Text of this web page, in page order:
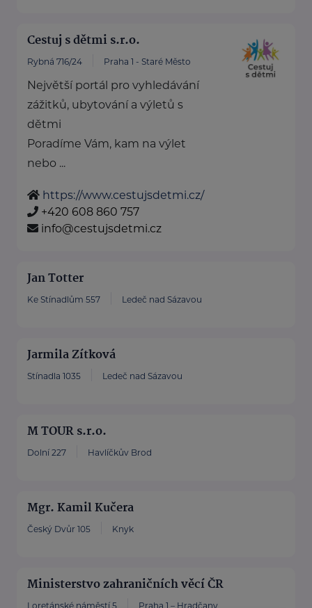
Cestuj s dětmi s.r.o.
Rybná 716/24 Praha 1 - Staré Město
Největší portál pro vyhledávání
zážitků, ubytování a výletů s
dětmi
Poradíme Vám, kam na výlet
nebo ...
https://www.cestujsdetmi.cz/
+420 608 860 757
info@cestujsdetmi.cz
Jan Totter
Ke Stínadlům 557 Ledeč nad Sázavou
Jarmila Zítková
Stínadla 1035 Ledeč nad Sázavou
M TOUR s.r.o.
Dolní 227 Havlíčkův Brod
Mgr. Kamil Kučera
Český Dvůr 105 Knyk
Ministerstvo zahraničních věcí ČR
Loretánské náměstí 5 Praha 1 – Hradčany